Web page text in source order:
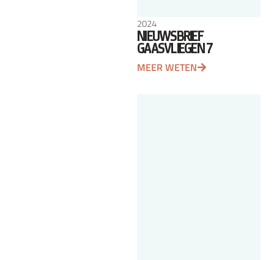
2024
NIEUWSBRIEF
GAASVLIEGEN 7
MEER WETEN